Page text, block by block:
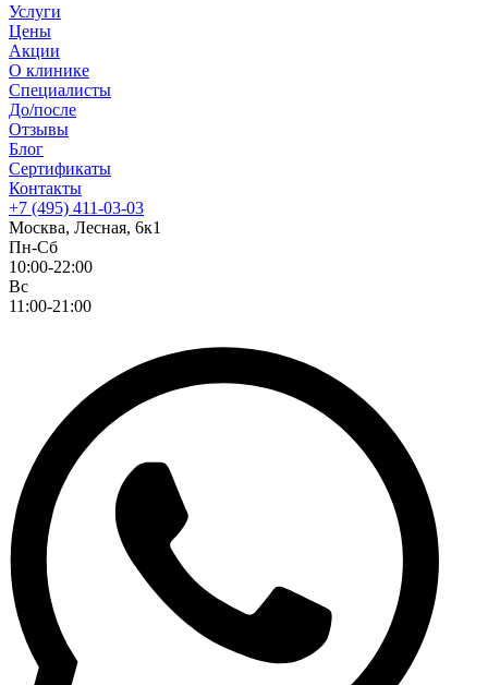
Услуги
Цены
Акции
О клинике
Специалисты
До/после
Отзывы
Блог
Сертификаты
Контакты
+7 (495) 411-03-03
Москва, Лесная, 6к1
Пн-Сб
10:00-22:00
Вс
11:00-21:00